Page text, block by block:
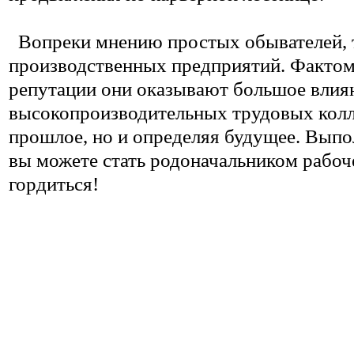
Вопреки мнению простых обывателей,
производственных предприятий.
репутации они оказывают большое
высокопроизводительных трудовых
прошлое, но и определяя будущее.
вы можете стать родоначальником
гордиться!